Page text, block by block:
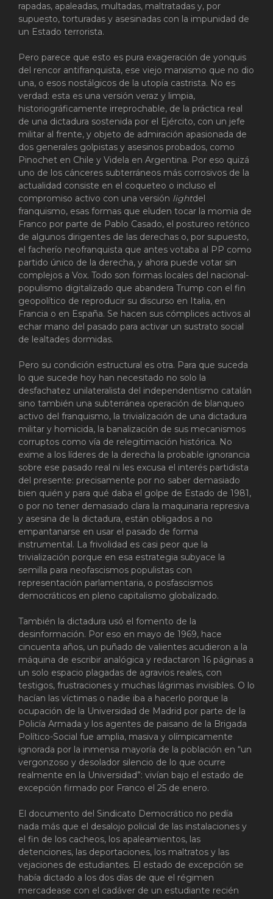
rapadas, apaleadas, multadas, maltratadas y, por
supuesto, torturadas y asesinadas con la impunidad de
un Estado terrorista.
Pero parece que esto es pura exageración de yonquis
del rencor antifranquista, ese viejo marxismo que no dio
una, o esos nostálgicos de la utopía castrista. No es
verdad: esta es una versión veraz y limpia,
historiográficamente irreprochable, de la práctica real
de una dictadura sostenida por el Ejército, con un jefe
militar al frente, y objeto de admiración apasionada de
dos generales golpistas y asesinos probados, como
Pinochet en Chile y Videla en Argentina. Por eso quizá
uno de los cánceres subterráneos más corrosivos de la
actualidad consiste en el coqueteo o incluso el
compromiso activo con una versión lightdel
franquismo, esas formas que eluden tocar la momia de
Franco por parte de Pablo Casado, el postureo retórico
de algunos dirigentes de las derechas o, por supuesto,
el facherío neofranquista que antes votaba al PP como
partido único de la derecha, y ahora puede votar sin
complejos a Vox. Todo son formas locales del nacional-
populismo digitalizado que abandera Trump con el fin
geopolítico de reproducir su discurso en Italia, en
Francia o en España. Se hacen sus cómplices activos al
echar mano del pasado para activar un sustrato social
de lealtades dormidas.
Pero su condición estructural es otra. Para que suceda
lo que sucede hoy han necesitado no solo la
desfachatez unilateralista del independentismo catalán
sino también una subterránea operación de blanqueo
activo del franquismo, la trivialización de una dictadura
militar y homicida, la banalización de sus mecanismos
corruptos como vía de relegitimación histórica. No
exime a los líderes de la derecha la probable ignorancia
sobre ese pasado real ni les excusa el interés partidista
del presente: precisamente por no saber demasiado
bien quién y para qué daba el golpe de Estado de 1981,
o por no tener demasiado clara la maquinaria represiva
y asesina de la dictadura, están obligados a no
empantanarse en usar el pasado de forma
instrumental. La frivolidad es casi peor que la
trivialización porque en esa estrategia subyace la
semilla para neofascismos populistas con
representación parlamentaria, o posfascismos
democráticos en pleno capitalismo globalizado.
También la dictadura usó el fomento de la
desinformación. Por eso en mayo de 1969, hace
cincuenta años, un puñado de valientes acudieron a la
máquina de escribir analógica y redactaron 16 páginas a
un solo espacio plagadas de agravios reales, con
testigos, frustraciones y muchas lágrimas invisibles. O lo
hacían las víctimas o nadie iba a hacerlo porque la
ocupación de la Universidad de Madrid por parte de la
Policía Armada y los agentes de paisano de la Brigada
Político-Social fue amplia, masiva y olímpicamente
ignorada por la inmensa mayoría de la población en “un
vergonzoso y desolador silencio de lo que ocurre
realmente en la Universidad”: vivían bajo el estado de
excepción firmado por Franco el 25 de enero.
El documento del Sindicato Democrático no pedía
nada más que el desalojo policial de las instalaciones y
el fin de los cacheos, los apaleamientos, las
detenciones, las deportaciones, los maltratos y las
vejaciones de estudiantes. El estado de excepción se
había dictado a los dos días de que el régimen
mercadease con el cadáver de un estudiante recién